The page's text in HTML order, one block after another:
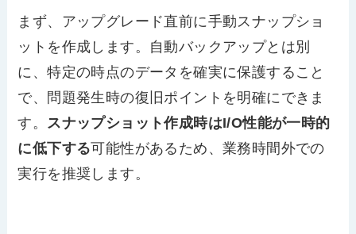
まず、アップグレード直前に手動スナップショ
ットを作成します。自動バックアップとは別
に、特定の時点のデータを確実に保護すること
で、問題発生時の復旧ポイントを明確にできま
す。 スナップショット作成時はI/O性能が一時的
に低下する可能性があるため、業務時間外での
実行を推奨します。